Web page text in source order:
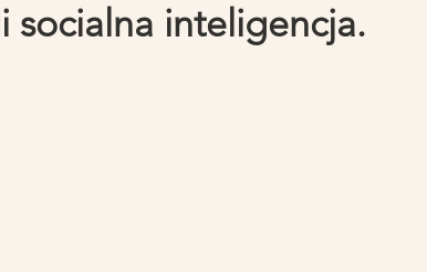
socialna inteligencja.